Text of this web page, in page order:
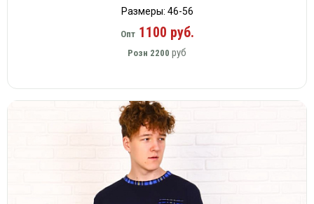
Размеры: 46-56
Опт1100 руб.
Розн 2200 руб